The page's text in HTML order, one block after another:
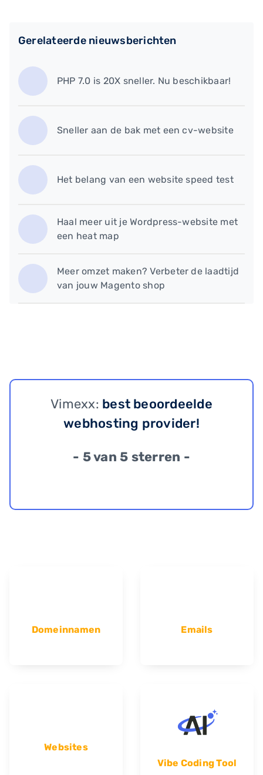
Gerelateerde nieuwsberichten
PHP 7.0 is 20X sneller. Nu beschikbaar!
Sneller aan de bak met een cv-website
Het belang van een website speed test
Haal meer uit je Wordpress-website met
een heat map
Meer omzet maken? Verbeter de laadtijd
van jouw Magento shop
Vimexx: best beoordeelde
webhosting provider!
- 5 van 5 sterren -
Domeinnamen Emails
Websites
Vibe Coding Tool